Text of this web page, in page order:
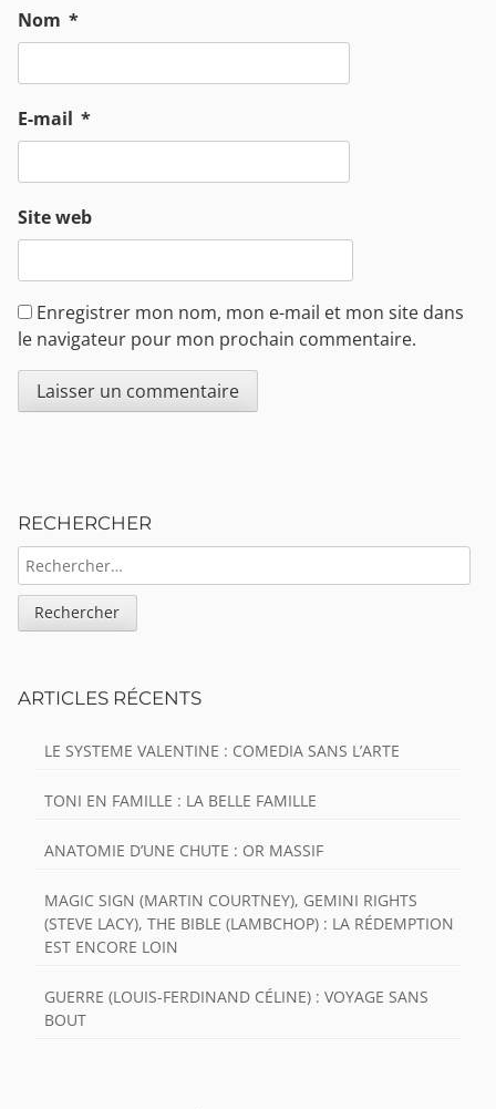
Nom *
E-mail *
Site web
Enregistrer mon nom, mon e-mail et mon site dans
le navigateur pour mon prochain commentaire.
RECHERCHER
RECHERCHER :
ARTICLES RÉCENTS
LE SYSTEME VALENTINE : COMEDIA SANS L’ARTE
TONI EN FAMILLE : LA BELLE FAMILLE
ANATOMIE D’UNE CHUTE : OR MASSIF
MAGIC SIGN (MARTIN COURTNEY), GEMINI RIGHTS
(STEVE LACY), THE BIBLE (LAMBCHOP) : LA RÉDEMPTION
EST ENCORE LOIN
GUERRE (LOUIS-FERDINAND CÉLINE) : VOYAGE SANS
BOUT